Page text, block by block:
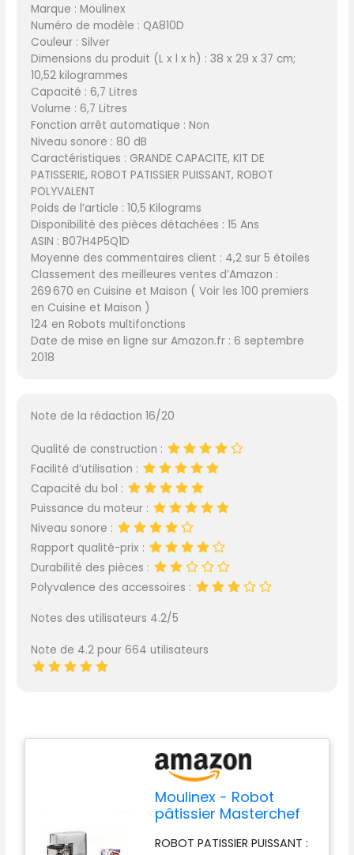
Marque : Moulinex
Numéro de modèle : QA810D
Couleur : Silver
Dimensions du produit (L x l x h) : 38 x 29 x 37 cm;
10,52 kilogrammes
Capacité : 6,7 Litres
Volume : 6,7 Litres
Fonction arrêt automatique : Non
Niveau sonore : 80 dB
Caractéristiques : GRANDE CAPACITE, KIT DE
PATISSERIE, ROBOT PATISSIER PUISSANT, ROBOT
POLYVALENT
Poids de l’article : 10,5 Kilograms
Disponibilité des pièces détachées : 15 Ans
ASIN : B07H4P5Q1D
Moyenne des commentaires client : 4,2 sur 5 étoiles
Classement des meilleures ventes d’Amazon :
269 670 en Cuisine et Maison ( Voir les 100 premiers
en Cuisine et Maison )
124 en Robots multifonctions
Date de mise en ligne sur Amazon.fr : 6 septembre
2018
Note de la rédaction 16/20
Qualité de construction :
Facilité d’utilisation :
Capacité du bol :
Puissance du moteur :
Niveau sonore :
Rapport qualité-prix :
Durabilité des pièces :
Polyvalence des accessoires :
Notes des utilisateurs 4.2/5
Note de 4.2 pour 664 utilisateurs
Moulinex - Robot
pâtissier Masterchef
ROBOT PATISSIER PUISSANT :